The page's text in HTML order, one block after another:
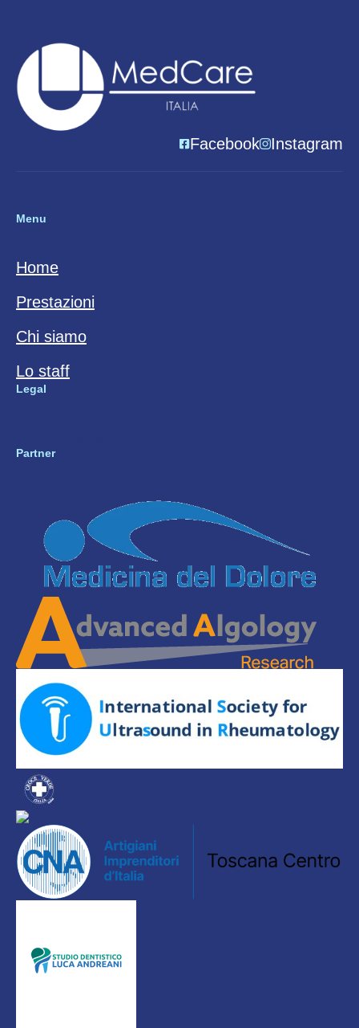
Facebook Instagram
Menu
Home
Prestazioni
Chi siamo
Lo staff
Legal
Partner